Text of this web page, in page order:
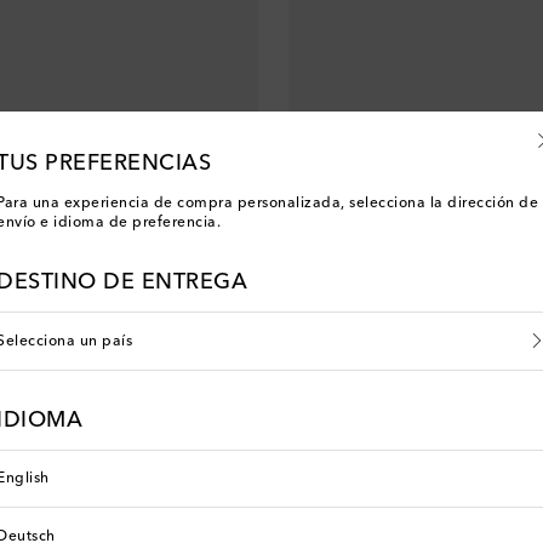
Casa
PREFERENCIAS
Para una experiencia de compra personalizada, selecciona la dirección de
e idioma de preferencia.
DESTINO DE ENTREGA
un país
IDIOMA
English
Deutsch